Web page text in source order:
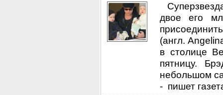
двое его
(англ.
в столице
пятницу.
небольшом
- пишет